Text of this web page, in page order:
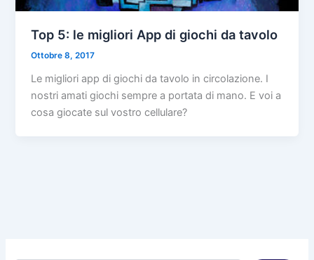
Top 5: le migliori App di giochi da tavolo
Ottobre 8, 2017
Le migliori app di giochi da tavolo in circolazione. I
nostri amati giochi sempre a portata di mano. E voi a
cosa giocate sul vostro cellulare?